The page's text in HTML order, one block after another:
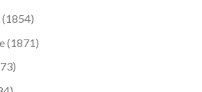
(1854)
(1871)